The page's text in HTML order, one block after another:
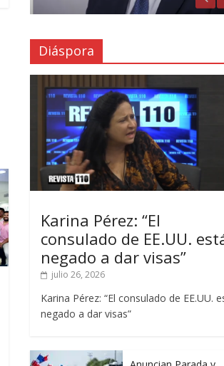
Diáspora
Karina Pérez: “El
consulado de EE.UU.
negado a dar visas”
julio 26, 2026
Karina Pérez: “El consulado de EE.UU.
negado a dar visas”